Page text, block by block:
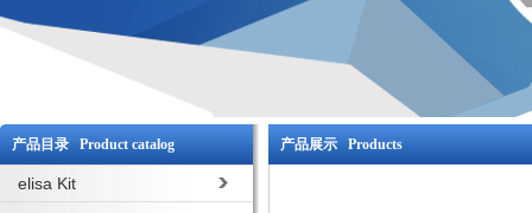
产品目录 Product catalog
elisa Kit
产品展示 Products